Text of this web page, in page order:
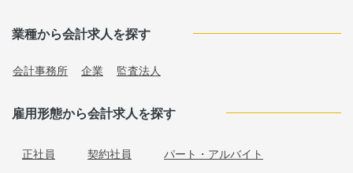
業種から会計求人を探す
会計事務所 企業 監査法人
雇用形態から会計求人を探す
正社員 契約社員 パート・アルバイト